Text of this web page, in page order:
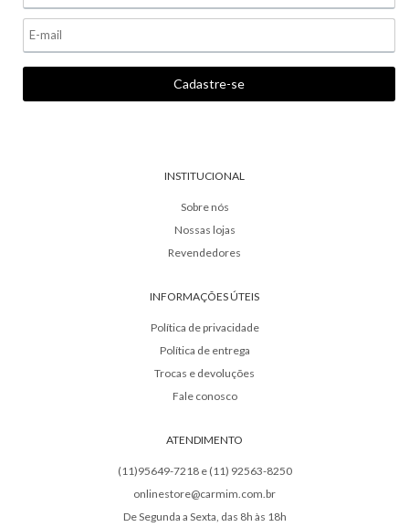
INSTITUCIONAL
Sobre nós
Nossas lojas
Revendedores
INFORMAÇÕES ÚTEIS
Política de privacidade
Política de entrega
Trocas e devoluções
Fale conosco
ATENDIMENTO
(11)95649-7218 e (11) 92563-8250
onlinestore@carmim.com.br
De Segunda a Sexta, das 8h às 18h